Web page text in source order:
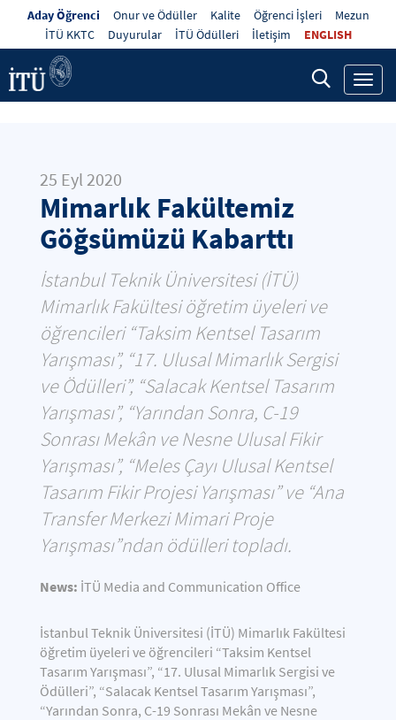
Aday Öğrenci Onur ve Ödüller Kalite Öğrenci İşleri
Mezun
İTÜ KKTC
Duyurular İTÜ Ödülleri İletişim ENGLISH
25 Eyl 2020
Mimarlık Fakültemiz
Göğsümüzü Kabarttı
İstanbul Teknik Üniversitesi (İTÜ)
Mimarlık Fakültesi öğretim üyeleri ve
öğrencileri “Taksim Kentsel Tasarım
Yarışması”, “17. Ulusal Mimarlık Sergisi
ve Ödülleri”, “Salacak Kentsel Tasarım
Yarışması”, “Yarından Sonra, C-19
Sonrası Mekân ve Nesne Ulusal Fikir
Yarışması”, “Meles Çayı Ulusal Kentsel
Tasarım Fikir Projesi Yarışması” ve “Ana
Transfer Merkezi Mimari Proje
Yarışması”ndan ödülleri topladı.
News: İTÜ Media and Communication Office
İstanbul Teknik Üniversitesi (İTÜ) Mimarlık Fakültesi
öğretim üyeleri ve öğrencileri “Taksim Kentsel
Tasarım Yarışması”, “17. Ulusal Mimarlık Sergisi ve
Ödülleri”, “Salacak Kentsel Tasarım Yarışması”,
“Yarından Sonra, C-19 Sonrası Mekân ve Nesne